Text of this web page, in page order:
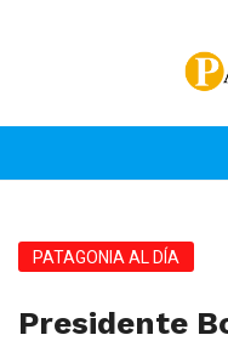
PATAGONIA AL DÍA
Presidente